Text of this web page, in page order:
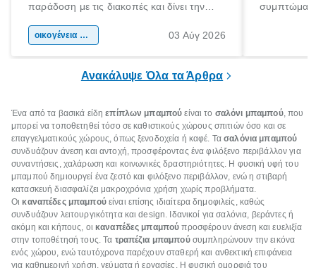
παράδοση με τις διακοπές και δίνει την
χώρας. Είτε πρόκειται για λίγες μέρες
οικογένεια & παιδί 03 Αύγ 2026
Ανακάλυψε Όλα τα Άρθρα
Ένα από τα βασικά είδηεπίπλων μπαμπού είναι το σαλόνι μπαμπού, που
μπορεί να τοποθετηθεί τόσο σε καθιστικούς χώρους σπιτιών όσο και σε
επαγγελματικούς χώρους, όπως ξενοδοχεία ή καφέ. Τασαλόνια μπαμπού
συνδυάζουν άνεση και αντοχή, προσφέροντας ένα φιλόξενο περιβάλλον για
συναντήσεις, χαλάρωση και κοινωνικές δραστηριότητες. Η φυσική υφή του
μπαμπού δημιουργεί ένα ζεστό και φιλόξενο περιβάλλον, ενώ η στιβαρή
κατασκευή διασφαλίζει μακροχρόνια χρήση χωρίς προβλήματα.
Οι καναπέδες μπαμπούείναι επίσης ιδιαίτερα δημοφιλείς, καθώς
συνδυάζουν λειτουργικότητα και design. Ιδανικοί για σαλόνια, βεράντες ή
ακόμη και κήπους, οι καναπέδες μπαμπού προσφέρουν άνεση και ευελιξία
στην τοποθέτησή τους. Τα τραπέζια μπαμπούσυμπληρώνουν την εικόνα
ενός χώρου, ενώ ταυτόχρονα παρέχουν σταθερή και ανθεκτική επιφάνεια
για καθημερινή χρήση, γεύματα ή εργασίες. Η φυσική ομορφιά του